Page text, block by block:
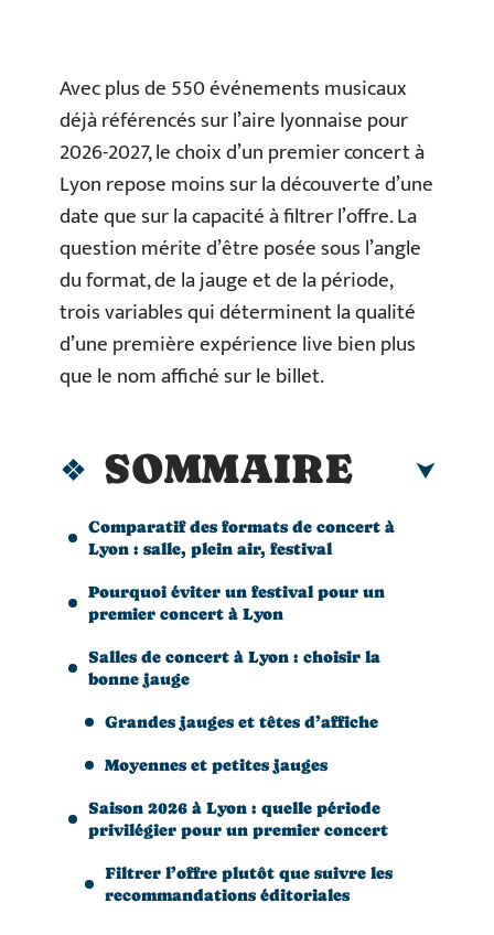
Avec plus de 550 événements musicaux
déjà référencés sur l’aire lyonnaise pour
2026-2027, le choix d’un premier concert à
Lyon repose moins sur la découverte d’une
date que sur la capacité à filtrer l’offre. La
question mérite d’être posée sous l’angle
du format, de la jauge et de la période,
trois variables qui déterminent la qualité
d’une première expérience live bien plus
que le nom affiché sur le billet.
SOMMAIRE
Comparatif des formats de concert à
Lyon : salle, plein air, festival
Pourquoi éviter un festival pour un
premier concert à Lyon
Salles de concert à Lyon : choisir la
bonne jauge
Grandes jauges et têtes d’affiche
Moyennes et petites jauges
Saison 2026 à Lyon : quelle période
privilégier pour un premier concert
Filtrer l’offre plutôt que suivre les
recommandations éditoriales